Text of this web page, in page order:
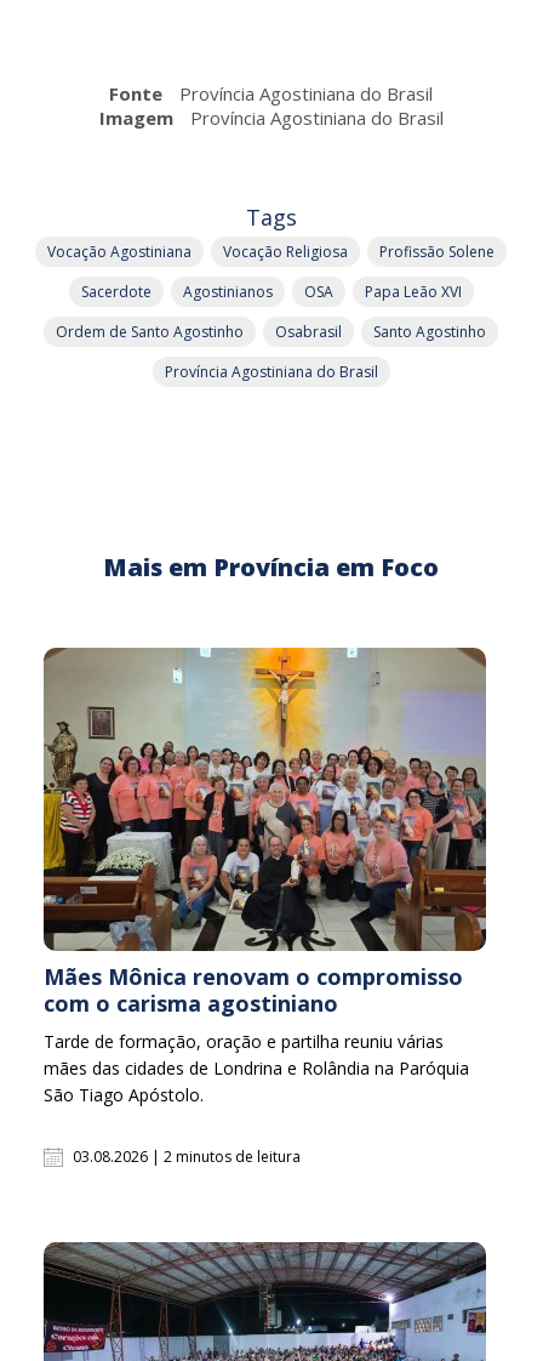
Fonte
Província Agostiniana do Brasil
Imagem
Província Agostiniana do Brasil
Tags
Vocação Agostiniana Vocação Religiosa
Profissão Solene
Sacerdote
Agostinianos OSA
Papa Leão XVI
Ordem de Santo Agostinho
Osabrasil
Santo Agostinho
Província Agostiniana do Brasil
Mais em Província em Foco
Mães Mônica renovam o compromisso
com o carisma agostiniano
Tarde de formação, oração e partilha reuniu várias
mães das cidades de Londrina e Rolândia na Paróquia
São Tiago Apóstolo.
03.08.2026 | 2 minutos de leitura